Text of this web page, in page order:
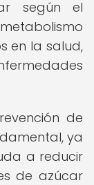
según el
en la salud,
de
ya
a reducir
de azúcar